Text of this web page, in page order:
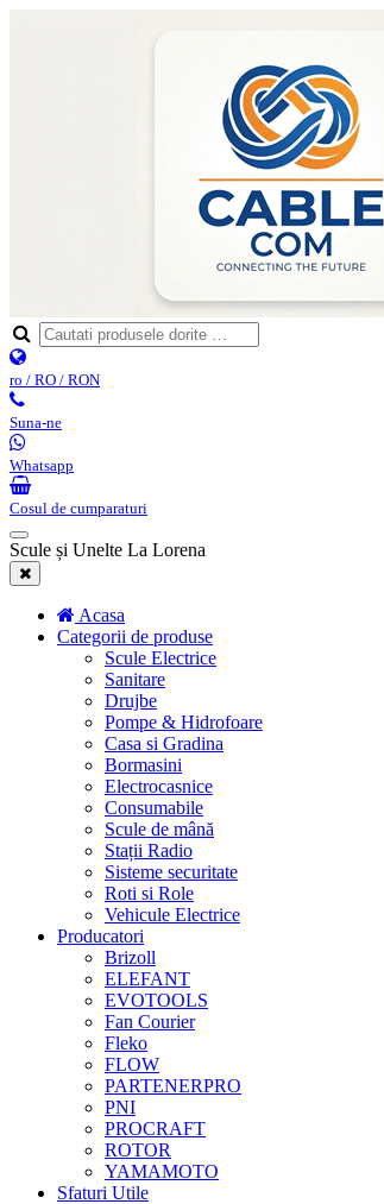
ro / RO / RON
Suna-ne
Whatsapp
Cosul de cumparaturi
Scule și Unelte La Lorena
Acasa
Categorii de produse
Scule Electrice
Sanitare
Drujbe
Pompe & Hidrofoare
Casa si Gradina
Bormasini
Electrocasnice
Consumabile
Scule de mână
Stații Radio
Sisteme securitate
Roti si Role
Vehicule Electrice
Producatori
Brizoll
ELEFANT
EVOTOOLS
Fan Courier
Fleko
FLOW
PARTENERPRO
PNI
PROCRAFT
ROTOR
YAMAMOTO
Sfaturi Utile